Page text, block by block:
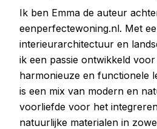
Ik ben Emma de auteur
eenperfectewoning.nl. Met
interieurarchitectuur en
ik een passie ontwikkeld
harmonieuze en functionele
is een mix van modern en
voorliefde voor het
natuurlijke materialen in